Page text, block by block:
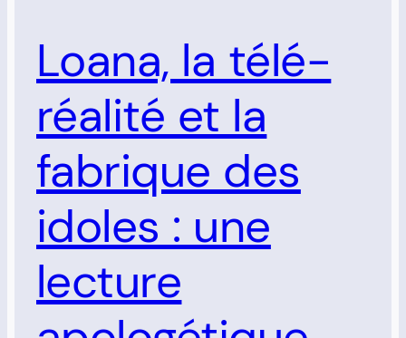
Loana, la télé-
réalité et la
fabrique des
idoles : une
lecture